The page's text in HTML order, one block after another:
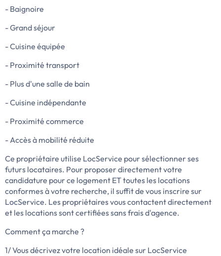
- Baignoire
- Grand séjour
- Cuisine équipée
- Proximité transport
- Plus d'une salle de bain
- Cuisine indépendante
- Proximité commerce
- Accès à mobilité réduite
Ce propriétaire utilise LocService pour sélectionner ses
futurs locataires. Pour proposer directement votre
candidature pour ce logement ET toutes les locations
conformes à votre recherche, il suffit de vous inscrire sur
LocService. Les propriétaires vous contactent directement
et les locations sont certifiées sans frais d'agence.
Comment ça marche ?
1/ Vous décrivez votre location idéale sur LocService